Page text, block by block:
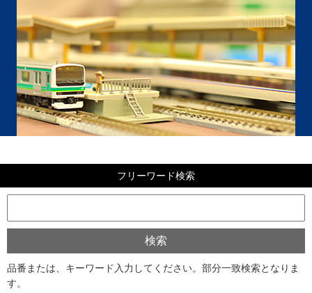
フリーワード検索
品番または、キーワード入力してください。部分一致検索となりま
す。